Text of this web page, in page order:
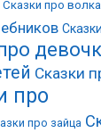
Сказки про волка
Сказки
про
про зайца